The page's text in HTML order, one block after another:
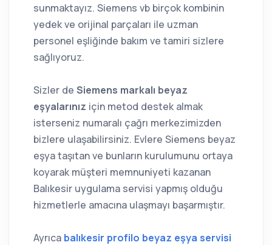
sunmaktayız. Siemens vb birçok kombinin
yedek ve orijinal parçaları ile uzman
personel eşliğinde bakım ve tamiri sizlere
sağlıyoruz.
Sizler de Siemens markalı beyaz
eşyalarınız için metod destek almak
isterseniz numaralı çağrı merkezimizden
bizlere ulaşabilirsiniz. Evlere Siemens beyaz
eşya taşıtan ve bunların kurulumunu ortaya
koyarak müşteri memnuniyeti kazanan
Balıkesir uygulama servisi yapmış olduğu
hizmetlerle amacına ulaşmayı başarmıştır.
Ayrıca balıkesir profilo beyaz eşya servisi